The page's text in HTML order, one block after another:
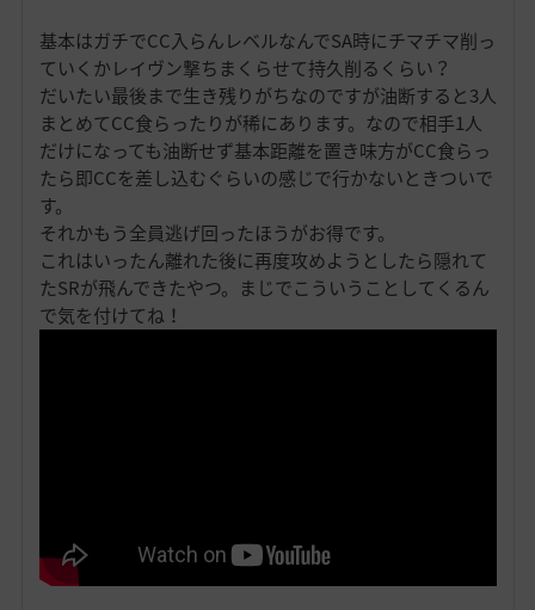
基本はガチでCC入らんレベルなんでSA時にチマチマ削っ
ていくかレイヴン撃ちまくらせて持久削るくらい？
だいたい最後まで生き残りがちなのですが油断すると3人
まとめてCC食らったりが稀にあります。なので相手1人
だけになっても油断せず基本距離を置き味方がCC食らっ
たら即CCを差し込むぐらいの感じで行かないときついで
す。
それかもう全員逃げ回ったほうがお得です。
これはいったん離れた後に再度攻めようとしたら隠れて
たSRが飛んできたやつ。まじでこういうことしてくるん
で気を付けてね！